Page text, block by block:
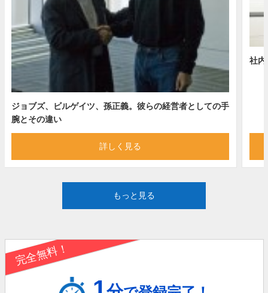
ジョブズ、ビルゲイツ、孫正義。彼らの経営者としての手
腕とその違い
詳しく見る
社内
もっと見る
完全無料！